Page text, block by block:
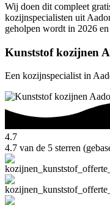
Wij doen dit compleet
kozijnspecialisten uit
geholpen wordt in 2026 en
Kunststof kozijnen
Een kozijnspecialist in
4.7
4.7 van de 5 sterren